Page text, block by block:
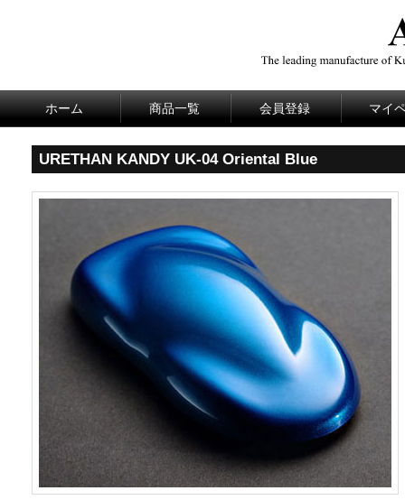
ホーム 商品一覧 会員登録 マイ
URETHAN KANDY UK-04 Oriental Blue